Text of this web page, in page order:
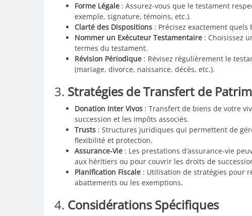
Forme Légale : Assurez-vous que le testament
exemple, signature, témoins, etc.).
Clarté des Dispositions : Précisez exactement
Nommer un Exécuteur Testamentaire : Choisissez
termes du testament.
Révision Périodique : Révisez régulièrement le
(mariage, divorce, naissance, décès, etc.).
3. Stratégies de Transfert de
Donation Inter Vivos : Transfert de biens de votre
succession et les impôts associés.
Trusts : Structures juridiques qui permettent de
flexibilité et protection.
Assurance-Vie : Les prestations d’assurance-vie
aux héritiers ou pour couvrir les droits de
Planification Fiscale : Utilisation de stratégies pour
abattements ou les exemptions.
4. Considérations Spécifiques